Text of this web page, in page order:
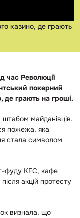
казино, де грають
час Революції
покерний
де грають на гроші.
майданівців.
пожежа, яка
стала символом
фуду KFC, кафе
акцій протесту
визнала, що